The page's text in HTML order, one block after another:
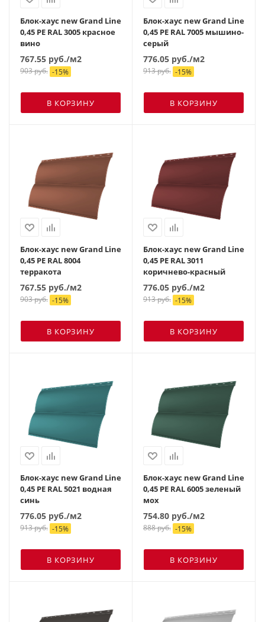
Блок-хаус new Grand Line
0,45 PE RAL 3005 красное
вино
767.55 руб./м2
903руб. -15%
В КОРЗИНУ
Блок-хаус new Grand Line
0,45 PE RAL 7005 мышино-
серый
776.05 руб./м2
913руб. -15%
В КОРЗИНУ
Блок-хаус new Grand Line
0,45 PE RAL 8004
терракота
767.55 руб./м2
903руб. -15%
В КОРЗИНУ
Блок-хаус new Grand Line
0,45 PE RAL 3011
коричнево-красный
776.05 руб./м2
913руб. -15%
В КОРЗИНУ
Блок-хаус new Grand Line
0,45 PE RAL 5021 водная
синь
776.05 руб./м2
913руб. -15%
В КОРЗИНУ
Блок-хаус new Grand Line
0,45 PE RAL 6005 зеленый
мох
754.80 руб./м2
888руб. -15%
В КОРЗИНУ